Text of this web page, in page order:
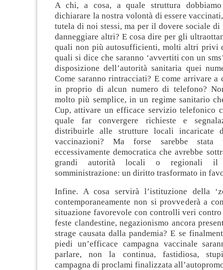
A chi, a cosa, a quale struttura
dichiarare la nostra volontà di essere
tutela di noi stessi, ma per il dovere sociale
danneggiare altri? E cosa dire per gli
quali non più autosufficienti, molti altri privi
quali si dice che saranno ‘avvertiti con un
disposizione dell’autorità sanitaria quei
Come saranno rintracciati? E come arrivare a
in proprio di alcun numero di telefono?
molto più semplice, in un regime sanitario
Cup, attivare un efficace servizio telefonico
quale far convergere richieste e
distribuirle alle strutture locali incaricate
vaccinazioni? Ma forse sarebbe stata
eccessivamente democratica che avrebbe
grandi autorità locali o regionali il
somministrazione: un diritto trasformato in
Infine. A cosa servirà l’istituzione della
contemporaneamente non si provvederà a
situazione favorevole con controlli veri contro
feste clandestine, negazionismo ancora
strage causata dalla pandemia? E se
piedi un’efficace campagna vaccinale
parlare, non la continua, fastidiosa,
campagna di proclami finalizzata